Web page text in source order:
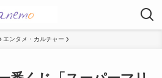
エンタメ・カルチャー